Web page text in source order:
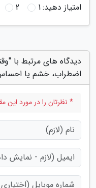
امتیاز دهید:1
2
دیدگاه های مرتبط با
اضطراب، خشم یا
* نظرتان را در مورد این